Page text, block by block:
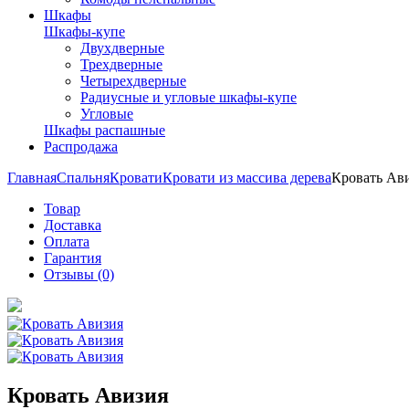
Шкафы
Шкафы-купе
Двухдверные
Трехдверные
Четырехдверные
Радиусные и угловые шкафы-купе
Угловые
Шкафы распашные
Распродажа
ГлавнаяСпальняКроватиКровати из массива дереваКровать
Товар
Доставка
Оплата
Гарантия
Отзывы (0)
Кровать Авизия